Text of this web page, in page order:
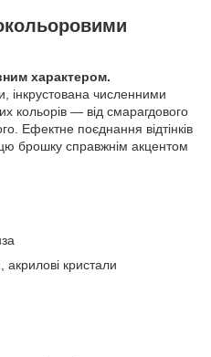
характером.
інкрустована численними
кольорів — від смарагдового
Ефектне поєднання відтінків
брошку справжнім акцентом
акрилові кристали